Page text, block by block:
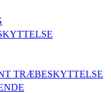
TRÆBESKYTTELSE